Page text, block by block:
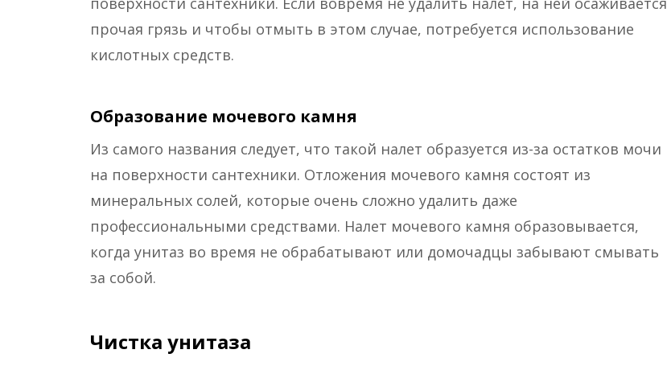
прочая грязь и чтобы отмыть в этом случае, потребуется использование
кислотных средств.
Образование мочевого камня
Из самого названия следует, что такой налет образуется из-за остатков мочи
на поверхности сантехники. Отложения мочевого камня состоят из
минеральных солей, которые очень сложно удалить даже
профессиональными средствами. Налет мочевого камня образовывается,
когда унитаз во время не обрабатывают или домочадцы забывают смывать
за собой.
Чистка унитаза